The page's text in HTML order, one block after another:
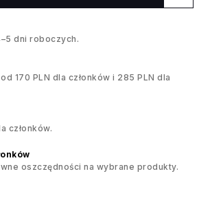
dni roboczych.
170 PLN dla członków i 285 PLN dla
członków.
oszczędności na wybrane produkty.